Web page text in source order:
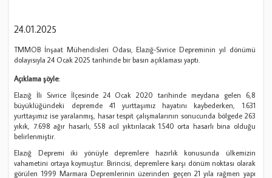
24.01.2025
TMMOB İnşaat Mühendisleri Odası, Elazığ-Sivrice Depreminin yıl dönümü
dolayısıyla 24 Ocak 2025 tarihinde bir basın açıklaması yaptı.
Açıklama şöyle:
Elazığ İli Sivrice İlçesinde 24 Ocak 2020 tarihinde meydana gelen 6,8
büyüklüğündeki depremde 41 yurttaşımız hayatını kaybederken, 1.631
yurttaşımız ise yaralanmış, hasar tespit çalışmalarının sonucunda bölgede 263
yıkık, 7.698 ağır hasarlı, 558 acil yıktırılacak 1.540 orta hasarlı bina olduğu
belirlenmiştir.
Elazığ Depremi iki yönüyle depremlere hazırlık konusunda ülkemizin
vahametini ortaya koymuştur. Birincisi, depremlere karşı dönüm noktası olarak
görülen 1999 Marmara Depremlerinin üzerinden geçen 21 yıla rağmen yapı